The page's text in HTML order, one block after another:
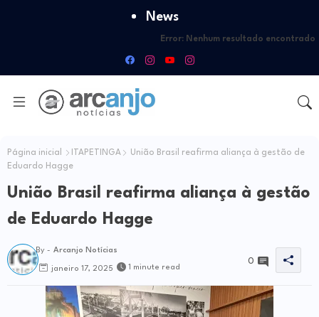
News
Error: Nenhum resultado encontrado
Página inicial ITAPETINGA
União Brasil reafirma aliança à gestão de
Eduardo Hagge
União Brasil reafirma aliança à gestão
de Eduardo Hagge
By - Arcanjo Notícias
janeiro 17, 2025 1 minute read
0